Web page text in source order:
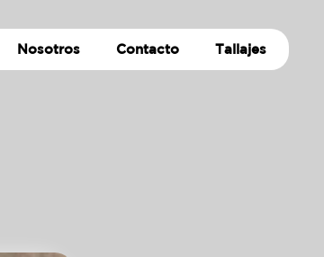
Nosotros Contacto Tallajes